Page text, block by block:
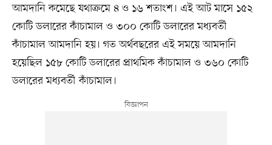
আমদানি কমেছে যথাক্রমে ৪ ও ১৬ শতাংশ। এই আট মাসে ১৫২
কোটি ডলারের কাঁচামাল ও ৩০০ কোটি ডলারের মধ্যবর্তী
কাঁচামাল আমদানি হয়। গত অর্থবছরের এই সময়ে আমদানি
হয়েছিল ১৫৮ কোটি ডলারের প্রাথমিক কাঁচামাল ও ৩৬০ কোটি
ডলারের মধ্যবর্তী কাঁচামাল।